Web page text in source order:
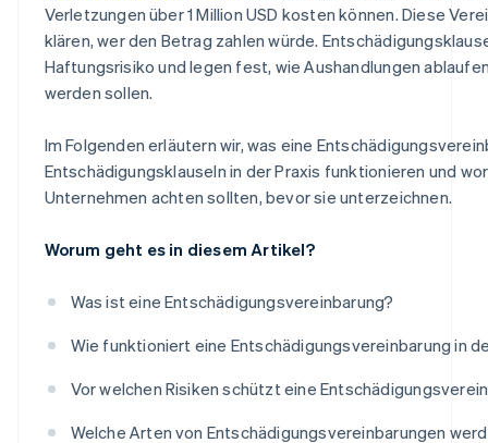
Verletzungen über 1 Million USD kosten können. Diese
klären, wer den Betrag zahlen würde.
Haftungsrisiko und legen fest, wie Aushandlungen
werden sollen.
Im Folgenden erläutern wir, was eine
Entschädigungsklauseln in der Praxis funktionieren und
Unternehmen achten sollten, bevor sie unterzeichnen.
Worum geht es in diesem Artikel?
Was ist eine Entschädigungsvereinbarung?
Wie funktioniert eine Entschädigungsvereinbarung in
Vor welchen Risiken schützt eine
Welche Arten von Entschädigungsvereinbarungen